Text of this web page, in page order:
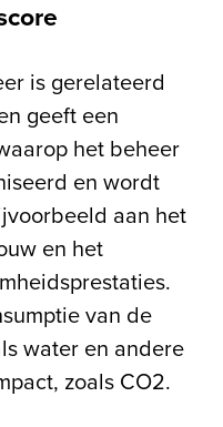
is gerelateerd
geeft een
het beheer
en wordt
aan het
en het
van de
water en andere
zoals CO2.